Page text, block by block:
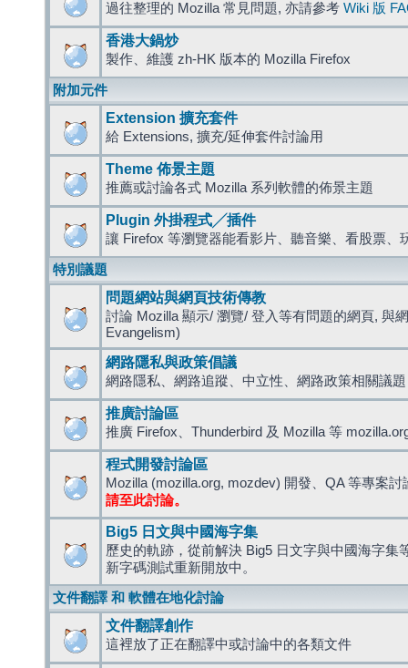
過往整理的 Mozilla 常見問題, 亦請參考 Wiki 版
香港大鍋炒
製作、維護 zh-HK 版本的 Mozilla Firefox
附加元件
Extension 擴充套件
給 Extensions, 擴充/延伸套件討論用
Theme 佈景主題
推薦或討論各式 Mozilla 系列軟體的佈景主題
Plugin 外掛程式╱插件
讓 Firefox 等瀏覽器能看影片、聽音樂、看股票、
特別議題
問題網站與網頁技術傳教
討論 Mozilla 顯示/ 瀏覽/ 登入等有問題的網頁, 與
Evangelism)
網路隱私與政策倡議
網路隱私、網路追蹤、中立性、網路政策相關議題
推廣討論區
推廣 Firefox、Thunderbird 及 Mozilla 等
程式開發討論區
Mozilla (mozilla.org, mozdev) 開發、QA 等專案討
請至此討論。
Big5 日文與中國海字集
歷史的軌跡，從前解決 Big5 日文字與中國海字集
新字碼測試重新開放中。
文件翻譯 和 軟體在地化討論
文件翻譯創作
這裡放了正在翻譯中或討論中的各類文件